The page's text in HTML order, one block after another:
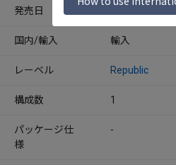
発売日
国内/輸入 輸入
レーベル Republic
構成数 1
パッケージ仕
様
-